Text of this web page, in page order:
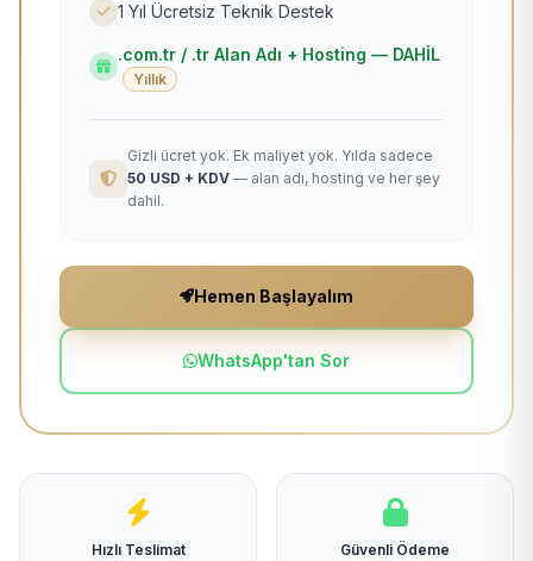
1 Yıl Ücretsiz Teknik Destek
.com.tr / .tr Alan Adı + Hosting — DAHİL
Yıllık
Gizli ücret yok. Ek maliyet yok. Yılda sadece
50 USD + KDV — alan adı, hosting ve her şey
dahil.
Hemen Başlayalım
WhatsApp'tan Sor
Hızlı Teslimat
Güvenli Ödeme